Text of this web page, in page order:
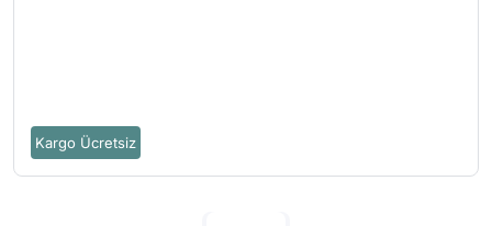
Kargo Ücretsiz